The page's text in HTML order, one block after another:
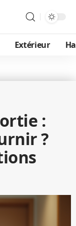
Extérieur
:
?